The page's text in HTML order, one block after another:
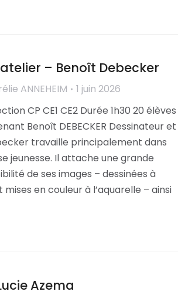
– Benoît Debecker
ANNEHEIM
1 juin 2026
CP CE1 CE2 Durée 1h30 20 élèves
Benoît DEBECKER Dessinateur et
travaille principalement dans
jeunesse. Il attache une grande
de ses images – dessinées à
mises en couleur à l’aquarelle – ainsi
Azema